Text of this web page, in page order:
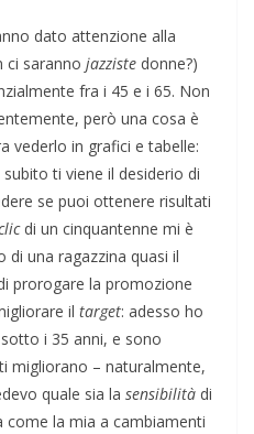
dato attenzione alla
ci saranno jazziste donne?)
fra i 45 e i 65. Non
però una cosa è
vederlo in grafici e tabelle:
ti viene il desiderio di
se puoi ottenere risultati
di un cinquantenne mi è
una ragazzina quasi il
prorogare la promozione
il target: adesso ho
i 35 anni, e sono
migliorano – naturalmente,
quale sia la sensibilità di
la mia a cambiamenti